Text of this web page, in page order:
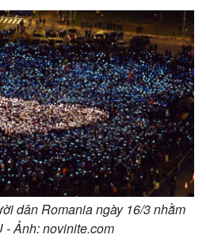
dân Romania ngày 16/3 nhằm
- Ảnh: novinite.com